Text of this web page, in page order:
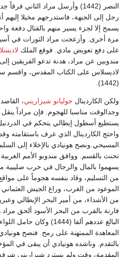
النصر (1442) وأرسل مراد الثاني
رجل إلى الجبهة، فاستدرجهم مخيلا إليهم
يسمح إلا لجزء يسير منهم بالقتال دفعة
مرة أخرى. وأزعجت مراد الثورات في
على دفع تعويض مادي. فوقع الملك
مندوبين عن مراد، هدنة تدعو الفريقين
لاديسلاس على الكتاب المقدس، واقسم
(1442).
ولكن الكاردينال جوليانو شيزاريني،
وجدالوقت مناسبا للهجوم. فإن مراداً
يستطيع أسطول إيطالي يتحكم في
واحتج الكاردينال الذي عرف باستقامته
المسيحي.ونصح هونيادي بالإخلاء إلى
تحنث بالقسم. ووافق مندوبو الأمم
يسهموا بالمال والرجال في حرب صليبية
من التسليم، وقاد بنفسه هجوماً على مواقع
الموعود من الغرب، وراغ الجيش
من الأشداء، من أمير البحر الإيطالي
فارنة بالقرب من البحر الأسود ألحق
البالغ عددهم ألفا (1444)
المعاهدة الممتهنة على رمح. فنصح
بالتقدم. وناشده هونيادي أن يبقى في
المقدمة، وقت.ولم يسترد شيزاريني شرفه